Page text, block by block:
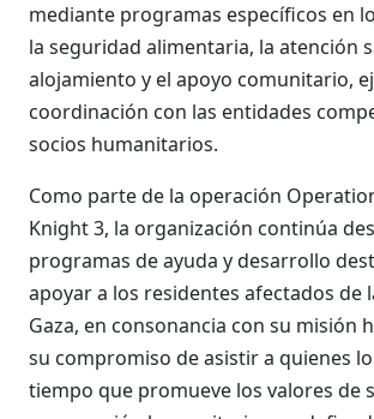
mediante programas específicos en
la seguridad alimentaria, la atención
alojamiento y el apoyo comunitario,
coordinación con las entidades
socios humanitarios.
Como parte de la operación
Knight 3, la organización continúa
programas de ayuda y desarrollo
apoyar a los residentes afectados de
Gaza, en consonancia con su misión
su compromiso de asistir a quienes
tiempo que promueve los valores de